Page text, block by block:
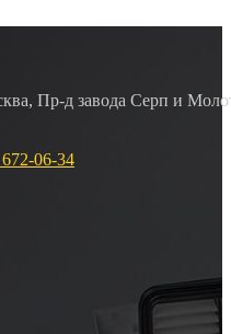
, Пр-д завода Серп и
06-34